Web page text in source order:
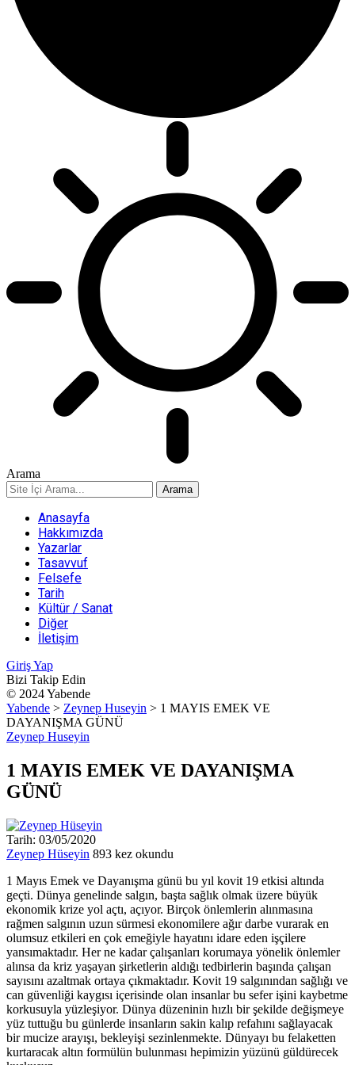
Arama
Anasayfa
Hakkımızda
Yazarlar
Tasavvuf
Felsefe
Tarih
Kültür / Sanat
Diğer
İletişim
Giriş Yap
Bizi Takip Edin
© 2024 Yabende
Yabende > Zeynep Huseyin > 1 MAYIS EMEK VE
DAYANIŞMA GÜNÜ
Zeynep Huseyin
1 MAYIS EMEK VE DAYANIŞMA
GÜNÜ
Tarih: 03/05/2020
Zeynep Hüseyin 893 kez okundu
1 Mayıs Emek ve Dayanışma günü bu yıl kovit 19 etkisi altında
geçti. Dünya genelinde salgın, başta sağlık olmak üzere büyük
ekonomik krize yol açtı, açıyor. Birçok önlemlerin alınmasına
rağmen salgının uzun sürmesi ekonomilere ağır darbe vurarak en
olumsuz etkileri en çok emeğiyle hayatını idare eden işçilere
yansımaktadır. Her ne kadar çalışanları korumaya yönelik önlemler
alınsa da kriz yaşayan şirketlerin aldığı tedbirlerin başında çalışan
sayısını azaltmak ortaya çıkmaktadır. Kovit 19 salgınından sağlığı ve
can güvenliği kaygısı içerisinde olan insanlar bu sefer işini kaybetme
korkusuyla yüzleşiyor. Dünya düzeninin hızlı bir şekilde değişmeye
yüz tuttuğu bu günlerde insanların sakin kalıp refahını sağlayacak
bir mucize arayışı, bekleyişi sezinlenmekte. Dünyayı bu felaketten
kurtaracak altın formülün bulunması hepimizin yüzünü güldürecek